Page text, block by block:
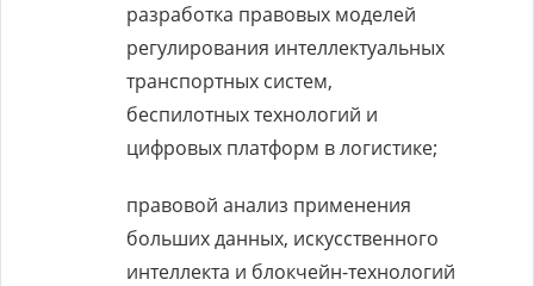
разработка правовых моделей
регулирования интеллектуальных
транспортных систем,
беспилотных технологий и
цифровых платформ в логистике;
правовой анализ применения
больших данных, искусственного
интеллекта и блокчейн-технологий